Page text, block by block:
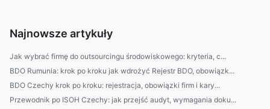
Najnowsze artykuły
Jak wybrać firmę do outsourcingu środowiskowego: kryteria, c...
BDO Rumunia: krok po kroku jak wdrożyć Rejestr BDO, obowiązk...
BDO Czechy krok po kroku: rejestracja, obowiązki firm i kary...
Przewodnik po ISOH Czechy: jak przejść audyt, wymagania doku...